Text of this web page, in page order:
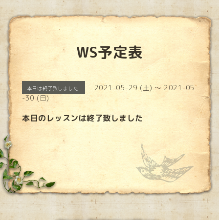
WS予定表
本日は終了致しました
2021-05-29 (土) ～ 2021-05
-30 (日)
本日のレッスンは終了致しました